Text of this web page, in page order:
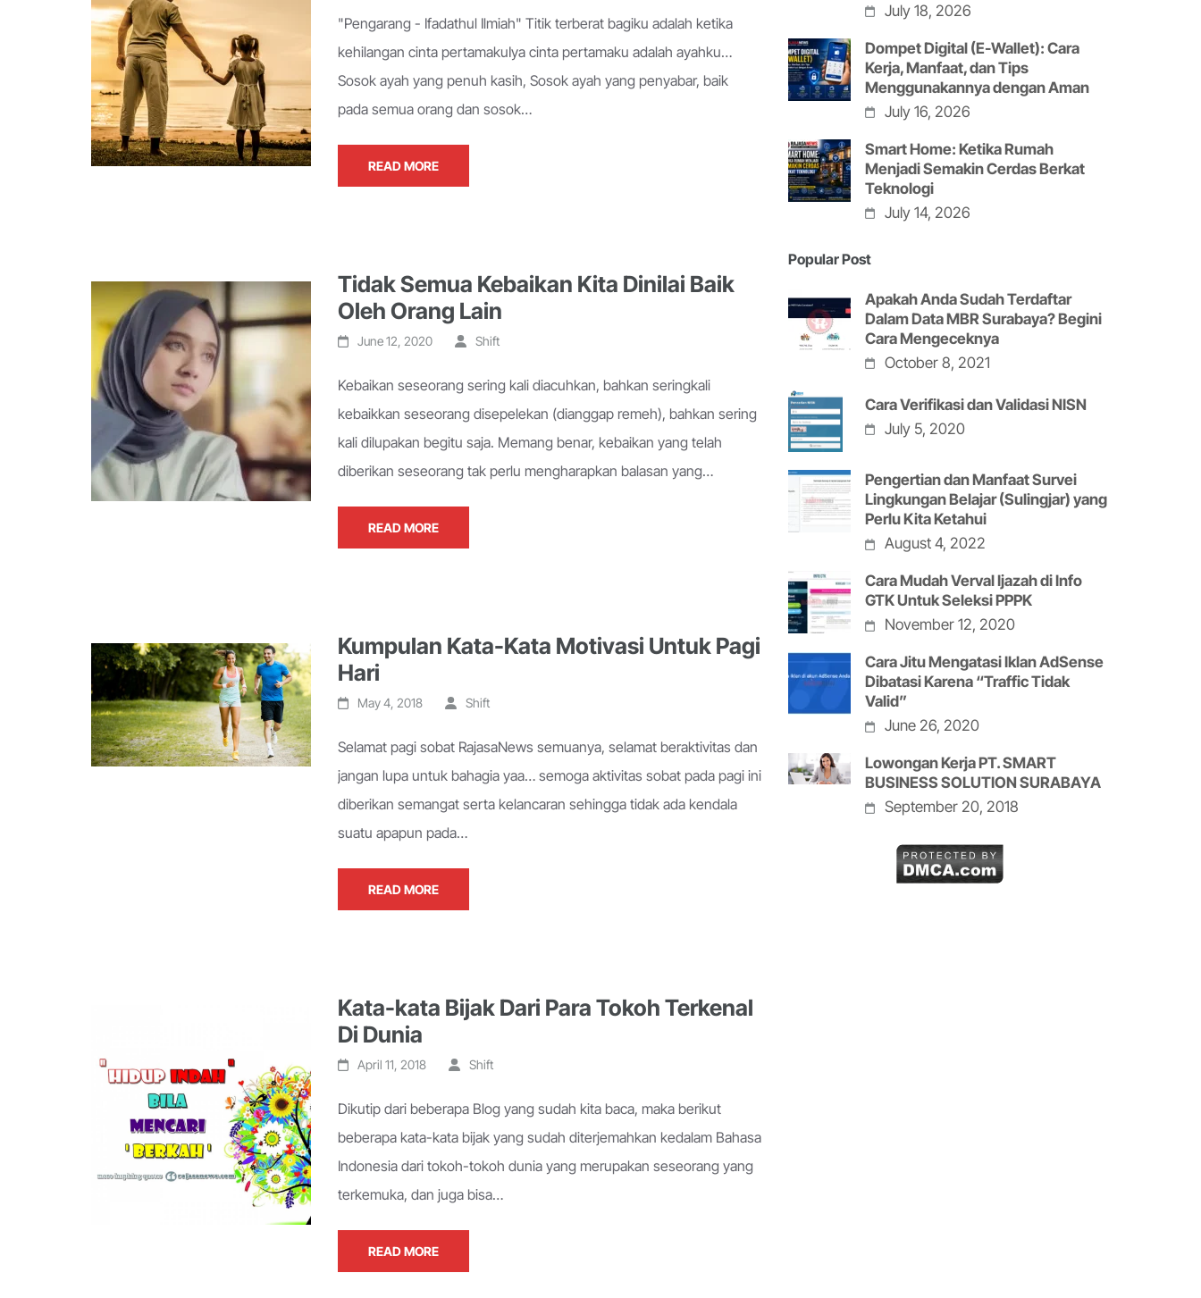
"Pengarang - Ifadathul Ilmiah" Titik terberat bagiku adalah ketika
kehilangan cinta pertamakuIya cinta pertamaku adalah ayahku…
Sosok ayah yang penuh kasih, Sosok ayah yang penyabar, baik
pada semua orang dan sosok…
READ MORE
Tidak Semua Kebaikan Kita Dinilai Baik
Oleh Orang Lain
June 12, 2020 Shift
Kebaikan seseorang sering kali diacuhkan, bahkan seringkali
kebaikkan seseorang disepelekan (dianggap remeh), bahkan sering
kali dilupakan begitu saja. Memang benar, kebaikan yang telah
diberikan seseorang tak perlu mengharapkan balasan yang…
READ MORE
Kumpulan Kata-Kata Motivasi Untuk Pagi
Hari
May 4, 2018 Shift
Selamat pagi sobat RajasaNews semuanya, selamat beraktivitas dan
jangan lupa untuk bahagia yaa… semoga aktivitas sobat pada pagi ini
diberikan semangat serta kelancaran sehingga tidak ada kendala
suatu apapun pada…
READ MORE
Kata-kata Bijak Dari Para Tokoh Terkenal
Di Dunia
April 11, 2018 Shift
Dikutip dari beberapa Blog yang sudah kita baca, maka berikut
beberapa kata-kata bijak yang sudah diterjemahkan kedalam Bahasa
Indonesia dari tokoh-tokoh dunia yang merupakan seseorang yang
terkemuka, dan juga bisa…
READ MORE
July 18, 2026
Dompet Digital (E-Wallet): Cara
Kerja, Manfaat, dan Tips
Menggunakannya dengan Aman
July 16, 2026
Smart Home: Ketika Rumah
Menjadi Semakin Cerdas Berkat
Teknologi
July 14, 2026
Popular Post
Apakah Anda Sudah Terdaftar
Dalam Data MBR Surabaya? Begini
Cara Mengeceknya
October 8, 2021
Cara Verifikasi dan Validasi NISN
July 5, 2020
Pengertian dan Manfaat Survei
Lingkungan Belajar (Sulingjar) yang
Perlu Kita Ketahui
August 4, 2022
Cara Mudah Verval Ijazah di Info
GTK Untuk Seleksi PPPK
November 12, 2020
Cara Jitu Mengatasi Iklan AdSense
Dibatasi Karena “Traffic Tidak
Valid”
June 26, 2020
Lowongan Kerja PT. SMART
BUSINESS SOLUTION SURABAYA
September 20, 2018